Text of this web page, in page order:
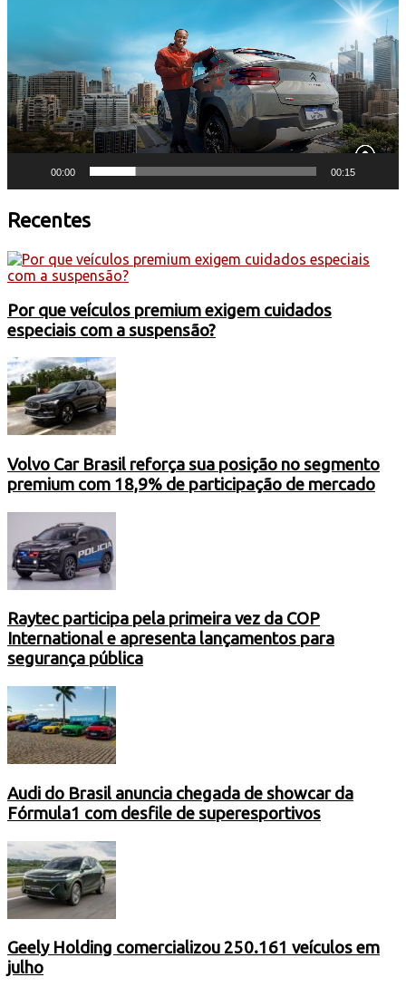
00:00 00:15
Recentes
Por que veículos premium exigem cuidados
especiais com a suspensão?
Volvo Car Brasil reforça sua posição no segmento
premium com 18,9% de participação de mercado
Raytec participa pela primeira vez da COP
International e apresenta lançamentos para
segurança pública
Audi do Brasil anuncia chegada de showcar da
Fórmula1 com desfile de superesportivos
Geely Holding comercializou 250.161 veículos em
julho